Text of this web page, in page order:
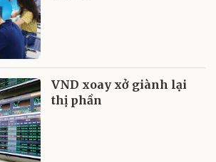
VND xoay xở giành lại
thị phần